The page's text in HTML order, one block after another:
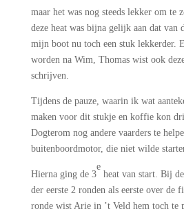
maar het was nog steeds lekker om te
deze heat was bijna gelijk aan dat van
mijn boot nu toch een stuk lekkerder.
worden na Wim, Thomas wist ook
schrijven.
Tijdens de pauze, waarin ik wat
maken voor dit stukje en koffie kon
Dogterom nog andere vaarders te
buitenboordmotor, die niet wilde
Hierna ging de 3
e
heat van start. Bij
der eerste 2 ronden als eerste over de
ronde wist Arie in ’t Veld hem toch te